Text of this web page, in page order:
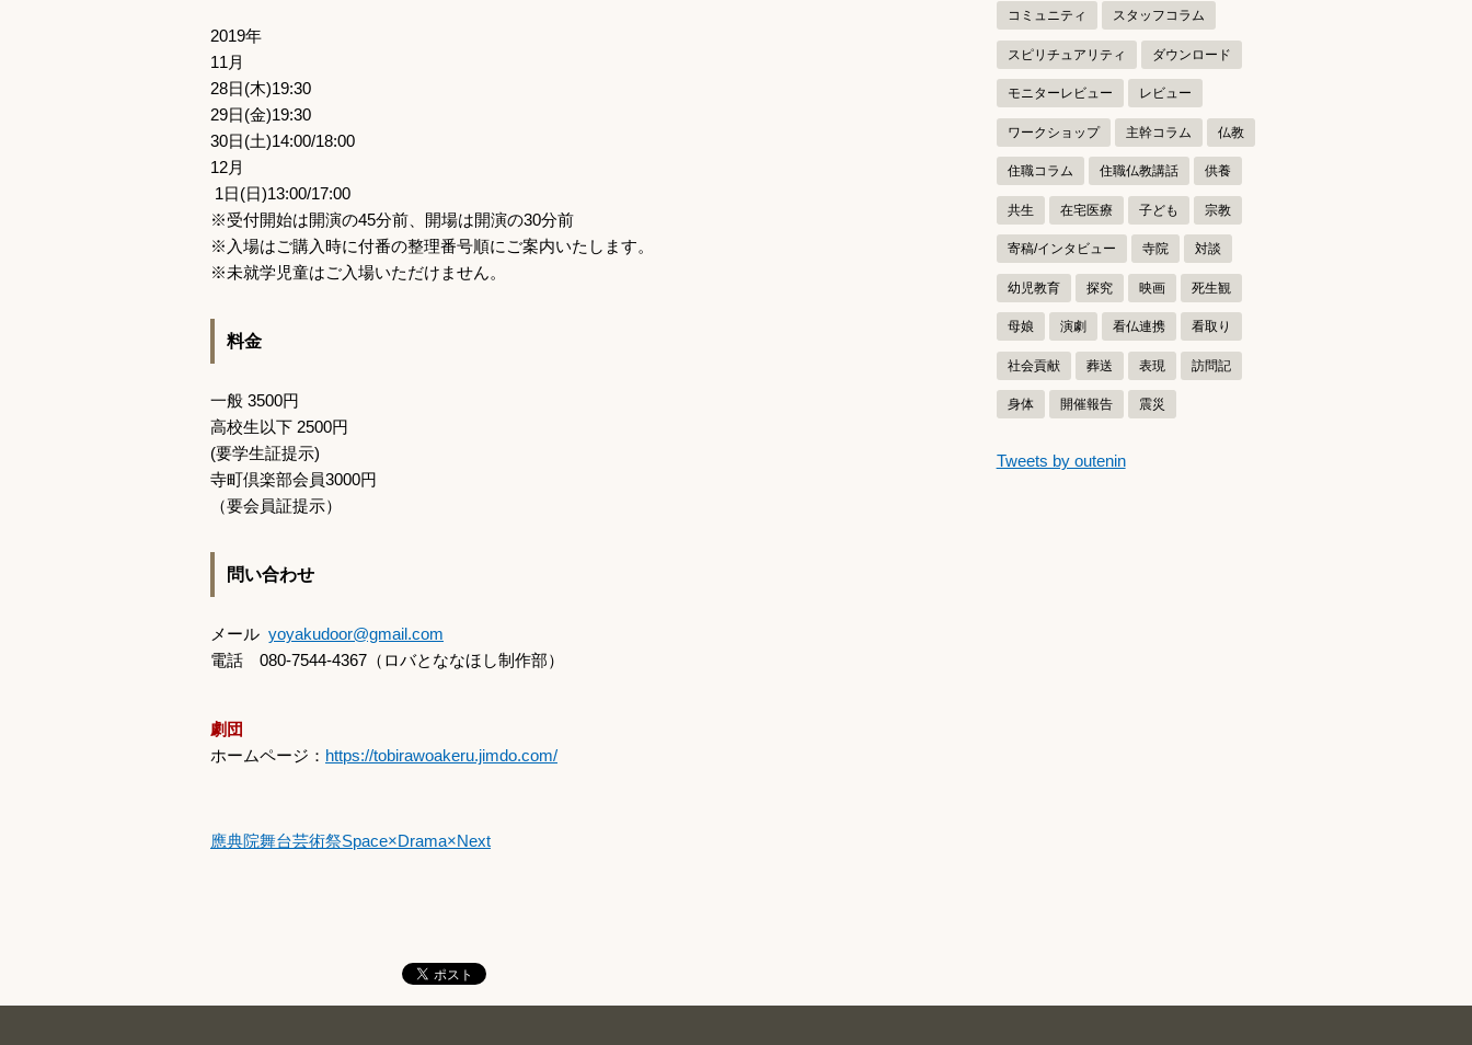
2019年
11 月
28日(木)19:30
29日(金)19:30
30日(土)14:00/18:00
12月
1日(日)13:00/17:00
※受付開始は開演の45分前、開場は開演の30分前
※入場はご購入時に付番の整理番号順にご案内いたします。
※未就学児童はご入場いただけません。
料金
一般 3500円
高校生以下 2500円
(要学生証提示)
寺町倶楽部会員3000円
（要会員証提示）
問い合わせ
メール yoyakudoor@gmail.com
電話 080-7544-4367 （ロバとななほし制作部）
劇団
ホームページ： https://tobirawoakeru.jimdo.com/
應典院舞台芸術祭Space×Drama×Next
コミュニティ スタッフコラム
スピリチュアリティ ダウンロード
モニターレビュー レビュー
ワークショップ 主幹コラム 仏教
住職コラム 住職仏教講話 供養
共生 在宅医療 子ども 宗教
寄稿/インタビュー 寺院 対談
幼児教育 探究 映画 死生観
母娘 演劇 看仏連携 看取り
社会貢献 葬送 表現 訪問記
身体 開催報告 震災
つぶやきをスキップする
Tweets by outenin